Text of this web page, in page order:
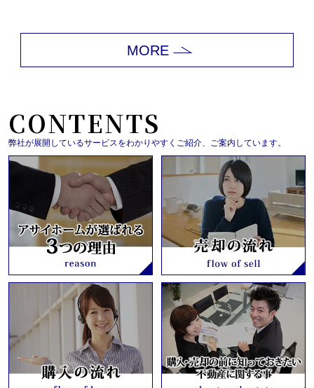
MORE
CONTENTS
弊社が展開しているサービスをわかりやすくご紹介、ご案内しています。